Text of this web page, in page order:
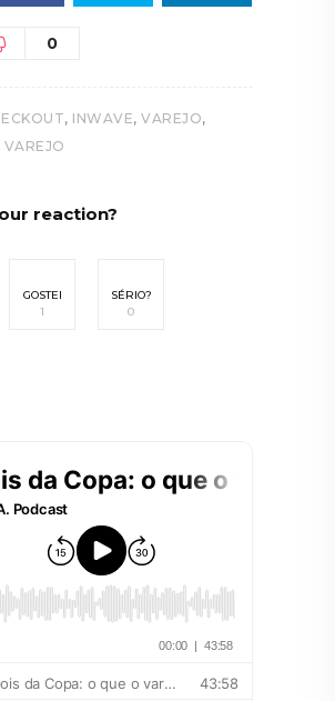
0
, INWAVE, VAREJO,
reaction?
GOSTEI
1
SÉRIO?
0